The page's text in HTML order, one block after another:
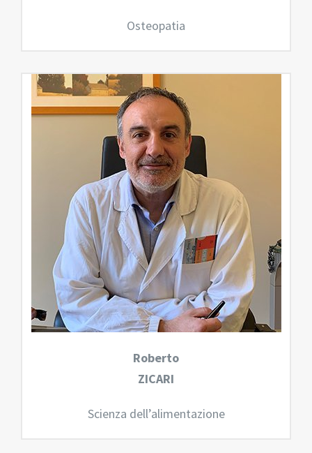
Osteopatia
Roberto
ZICARI
Scienza dell’alimentazione